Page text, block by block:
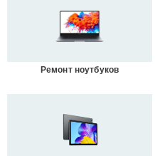
Ремонт ноутбуков